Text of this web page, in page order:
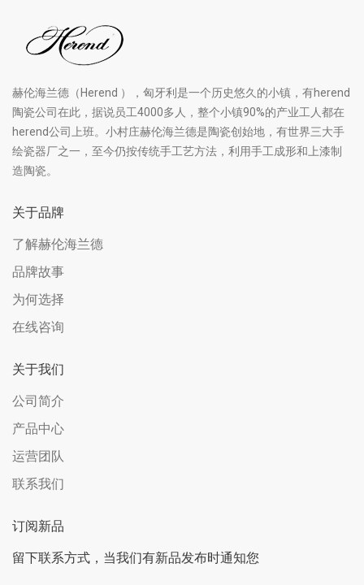
赫伦海兰德（Herend ），匈牙利是一个历史悠久的小镇，有herend
陶瓷公司在此，据说员工4000多人，整个小镇90%的产业工人都在
herend公司上班。小村庄赫伦海兰德是陶瓷创始地，有世界三大手
绘瓷器厂之一，至今仍按传统手工艺方法，利用手工成形和上漆制
造陶瓷。
关于品牌
了解赫伦海兰德
品牌故事
为何选择
在线咨询
关于我们
公司简介
产品中心
运营团队
联系我们
订阅新品
留下联系方式，当我们有新品发布时通知您